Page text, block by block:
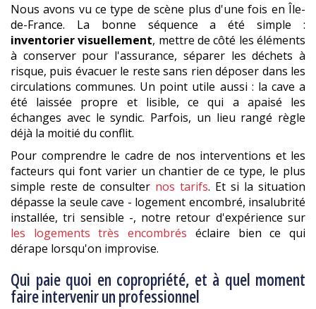
Nous avons vu ce type de scène plus d'une fois en Île-
de-France. La bonne séquence a été simple :
inventorier visuellement, mettre de côté les éléments
à conserver pour l'assurance, séparer les déchets à
risque, puis évacuer le reste sans rien déposer dans les
circulations communes. Un point utile aussi : la cave a
été laissée propre et lisible, ce qui a apaisé les
échanges avec le syndic. Parfois, un lieu rangé règle
déjà la moitié du conflit.
Pour comprendre le cadre de nos interventions et les
facteurs qui font varier un chantier de ce type, le plus
simple reste de consulter nos tarifs. Et si la situation
dépasse la seule cave - logement encombré, insalubrité
installée, tri sensible -, notre retour d'expérience sur
les logements très encombrés éclaire bien ce qui
dérape lorsqu'on improvise.
Qui paie quoi en copropriété, et à quel moment
faire intervenir un professionnel